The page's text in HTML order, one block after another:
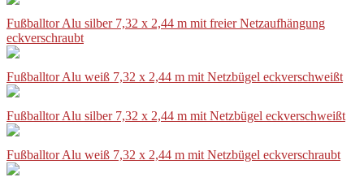
Fußballtor Alu silber 7,32 x 2,44 m mit freier Netzaufhängung
eckverschraubt
Fußballtor Alu weiß 7,32 x 2,44 m mit Netzbügel eckverschweißt
Fußballtor Alu silber 7,32 x 2,44 m mit Netzbügel eckverschweißt
Fußballtor Alu weiß 7,32 x 2,44 m mit Netzbügel eckverschraubt